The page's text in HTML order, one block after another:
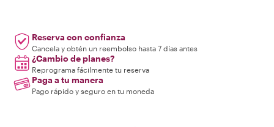
Reserva con confianza
Cancela y obtén un reembolso hasta 7 días antes
¿Cambio de planes?
Reprograma fácilmente tu reserva
Paga a tu manera
Pago rápido y seguro en tu moneda